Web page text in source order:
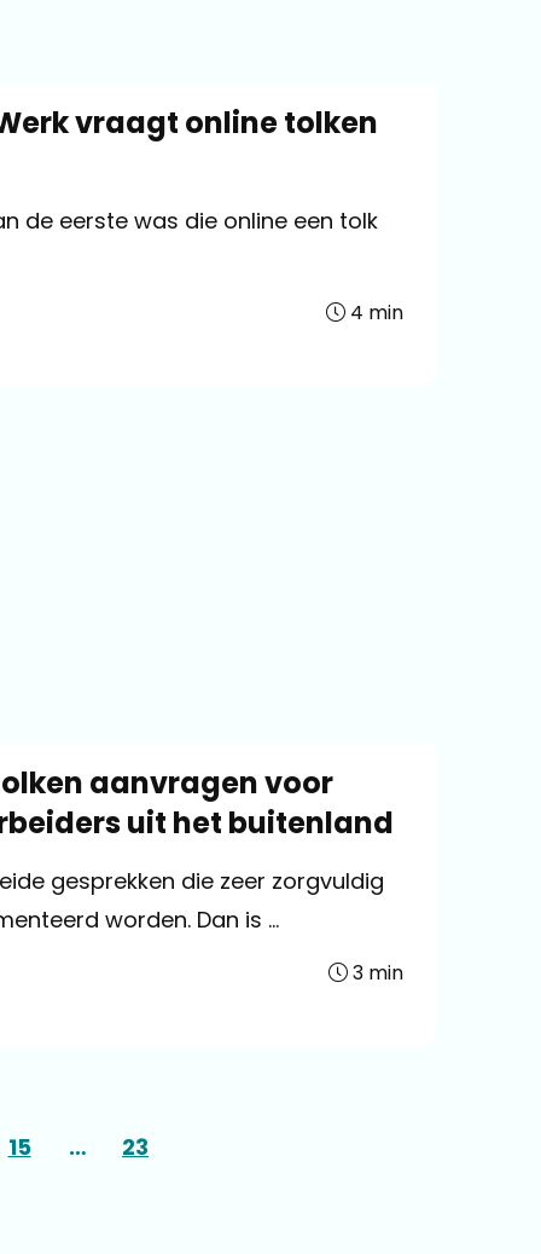
vraagt online tolken
de eerste was die online een tolk
4 min
aanvragen voor
uit het buitenland
gesprekken die zeer zorgvuldig
worden. Dan is ...
3 min
15 … 23